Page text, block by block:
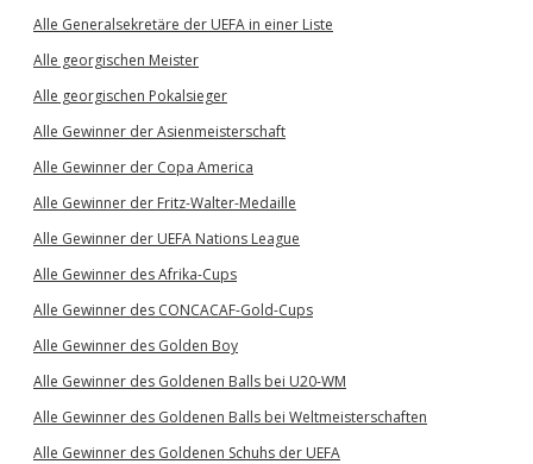
Alle Generalsekretäre der UEFA in einer Liste
Alle georgischen Meister
Alle georgischen Pokalsieger
Alle Gewinner der Asienmeisterschaft
Alle Gewinner der Copa America
Alle Gewinner der Fritz-Walter-Medaille
Alle Gewinner der UEFA Nations League
Alle Gewinner des Afrika-Cups
Alle Gewinner des CONCACAF-Gold-Cups
Alle Gewinner des Golden Boy
Alle Gewinner des Goldenen Balls bei U20-WM
Alle Gewinner des Goldenen Balls bei Weltmeisterschaften
Alle Gewinner des Goldenen Schuhs der UEFA